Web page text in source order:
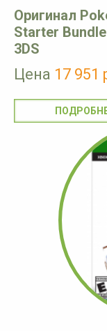
Оригинал
Starter
3DS
Цена 17 951